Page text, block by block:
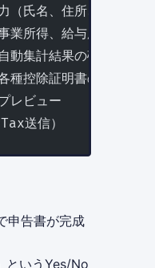
氏名、住所、マイナン
所得、給与所得など）
集計結果の確認）
控除証明書の情報）
レビュー
送信）
申告書が完成
というYes/No